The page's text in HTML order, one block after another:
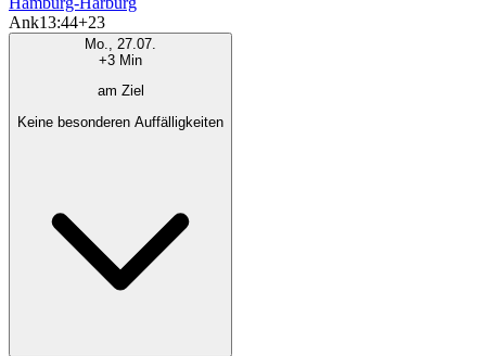
Ank13:44+23
Mo., 27.07.
+3 Min
am Ziel
Keine besonderen Auffälligkeiten